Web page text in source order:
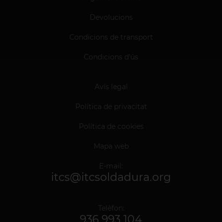
Devolucions
Condicions de transport
Condicions d'ús
Avís legal
Política de privacitat
Política de cookies
Mapa web
E-mail:
itcs@itcsoldadura.org
Telèfon:
936 993 104